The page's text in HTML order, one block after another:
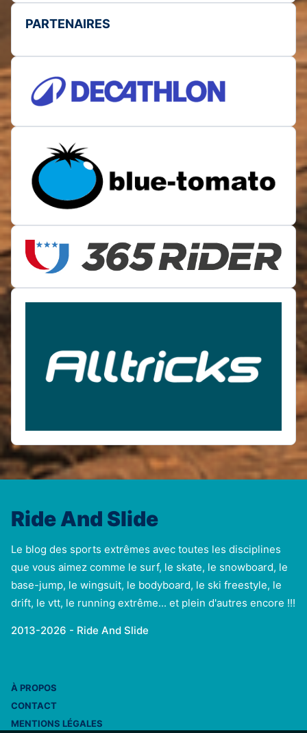
PARTENAIRES
Ride And Slide
Le blog des sports extrêmes avec toutes les disciplines
que vous aimez comme le surf, le skate, le snowboard, le
base-jump, le wingsuit, le bodyboard, le ski freestyle, le
drift, le vtt, le running extrême... et plein d'autres encore !!!
2013-2026 - Ride And Slide
À PROPOS
CONTACT
MENTIONS LÉGALES